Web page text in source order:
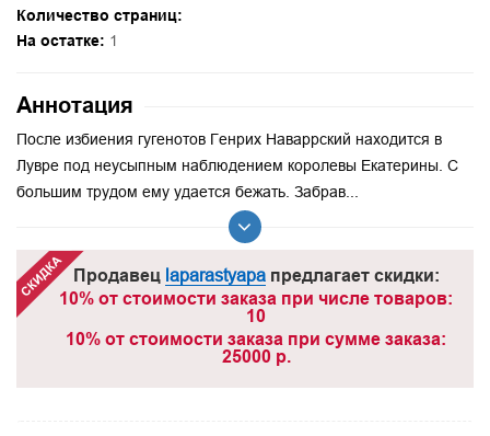
Количество страниц:
На остатке: 1
Аннотация
После избиения гугенотов Генрих Наваррский находится в
Лувре под неусыпным наблюдением королевы Екатерины. С
большим трудом ему удается бежать. Забрав...
Продавец laparastyapaпредлагает скидки:
10% от стоимости заказа при числе товаров:
10
10% от стоимости заказа при сумме заказа:
25000 р.